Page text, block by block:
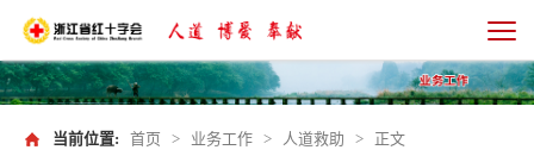
当前位置: 首页 > 业务工作 > 人道救助 > 正文